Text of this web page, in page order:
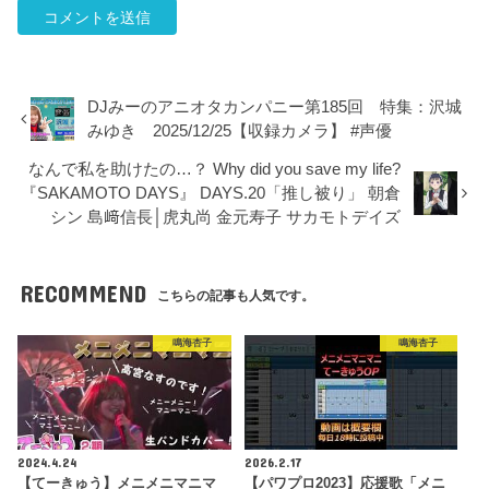
DJみーのアニオタカンパニー第185回 特集：沢城
みゆき 2025/12/25【収録カメラ】 #声優
なんで私を助けたの…？ Why did you save my life?
『SAKAMOTO DAYS』 DAYS.20「推し被り」 朝倉
シン 島﨑信長│虎丸尚 金元寿子 サカモトデイズ
RECOMMEND こちらの記事も人気です。
鳴海杏子
2024.4.24
【てーきゅう】メニメニマニマ
鳴海杏子
2026.2.17
【パワプロ2023】応援歌「メニ